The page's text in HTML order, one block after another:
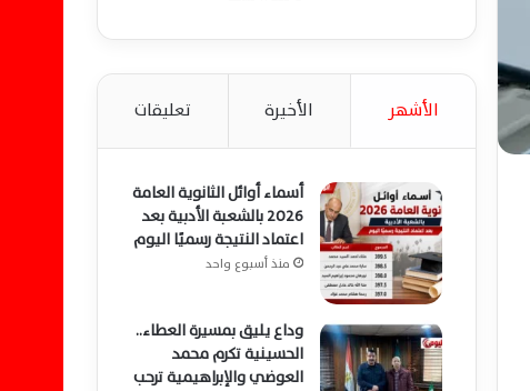
الأشهر الأخيرة تعليقات
أسماء أوائل الثانوية العامة
2026 بالشعبة الأدبية بعد
اعتماد النتيجة رسميًا اليوم
منذ أسبوع واحد
وداع يليق بمسيرة العطاء..
الحسينية تكرم محمد
العوضي والإبراهيمية ترحب